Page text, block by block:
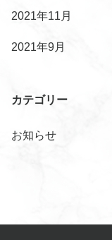
2021年11月
2021年9月
カテゴリー
お知らせ